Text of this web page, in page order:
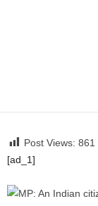
Post Views: 861
[ad_1]